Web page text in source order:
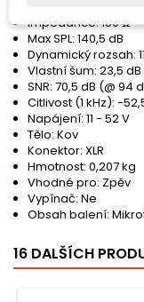
Impedance: 150 Ω
Max SPL: 140,5 dB
Dynamický rozsah:
Vlastní šum: 23,5
SNR: 70,5 dB (@ 94
Citlivost (1 kHz): -
Napájení: 11 - 52 V
Tělo: Kov
Konektor: XLR
Hmotnost: 0,207 kg
Vhodné pro: Zpěv
Vypínač: Ne
Obsah balení:
16 DALŠÍCH